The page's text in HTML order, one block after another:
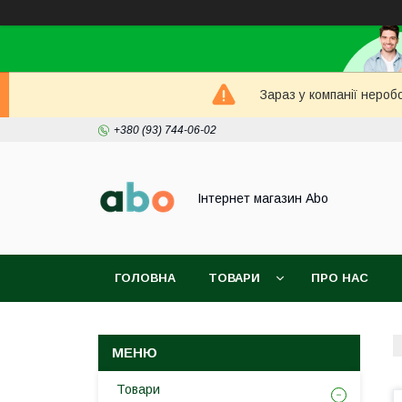
Зараз у компанії
+380 (93) 744-06-02
Інтернет магазин Abo
ГОЛОВНА ТОВАРИ ПРО НАС
Товари